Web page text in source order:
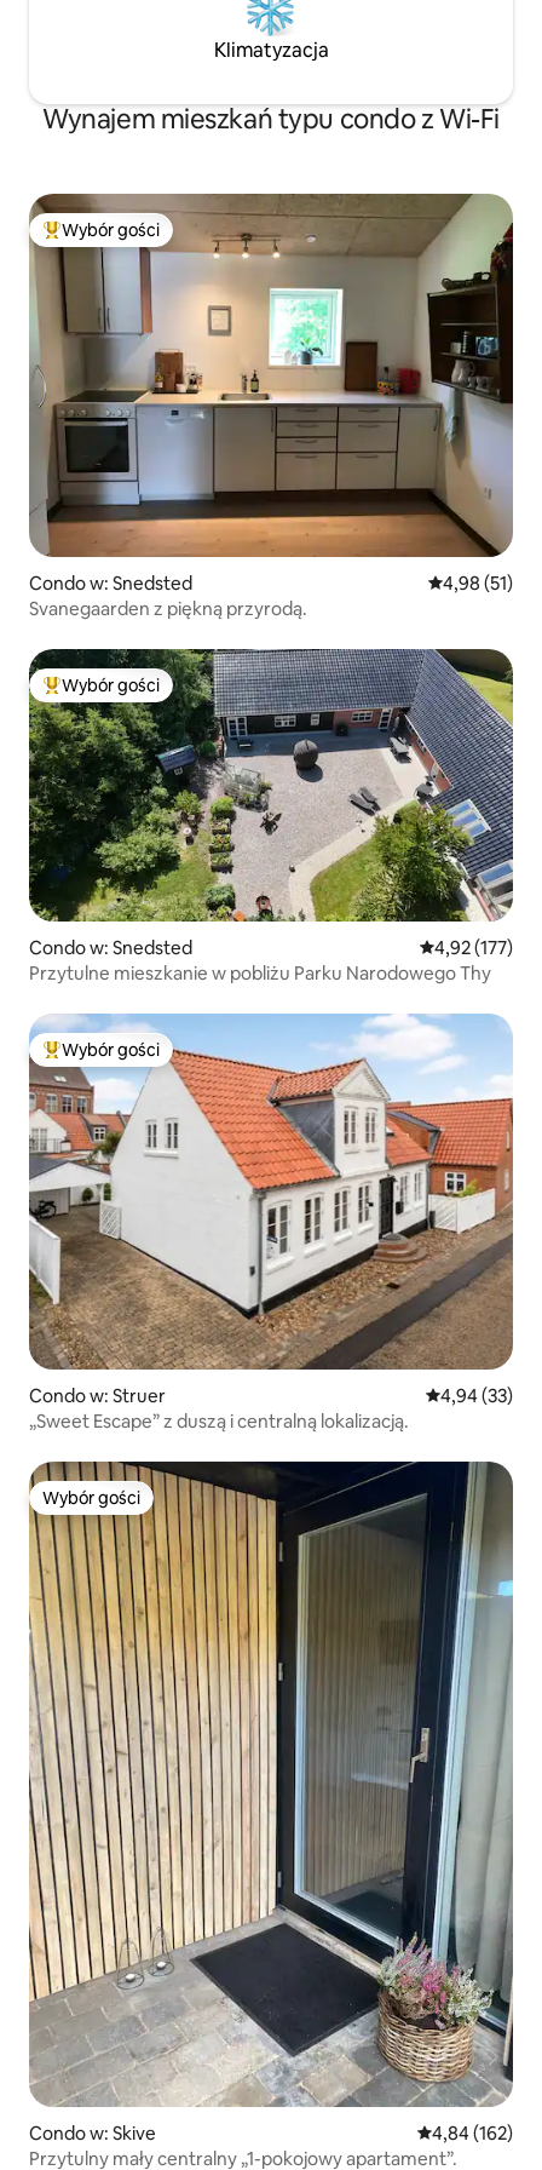
Klimatyzacja
Wynajem mieszkań typu condo z Wi-Fi
Najpopularniejsze z kategorii Wybór gości
Wybór gości
Condo w: Snedsted Średnia
4,98 (51)
Svanegaarden z piękną przyrodą.
Najpopularniejsze z kategorii Wybór gości
Wybór gości
Condo w: Snedsted Średnia
4,92 (177)
Przytulne mieszkanie w pobliżu Parku Narodowego Thy
Najpopularniejsze z kategorii Wybór gości
Wybór gości
Condo w: Struer Średnia
4,94 (33)
„Sweet Escape” z duszą i centralną lokalizacją.
Wybór gości
Wybór gości
Condo w: Skive Średnia
4,84 (162)
Przytulny mały centralny „1-pokojowy apartament”.